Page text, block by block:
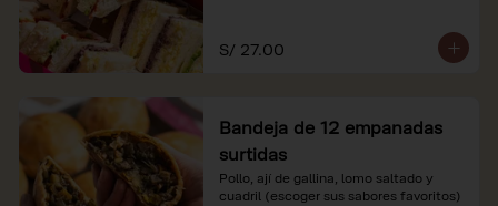
referenciales.
S/ 27.00
Bandeja de 12 empanadas
surtidas
Pollo, ají de gallina, lomo saltado y
cuadril (escoger sus sabores favoritos)